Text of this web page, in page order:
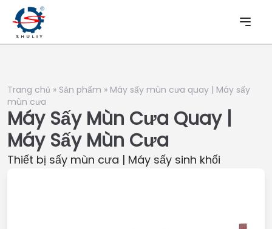
Trang chủ » Sản phẩm » Máy sấy mùn cưa quay | Máy sấy
mùn cưa
Máy Sấy Mùn Cưa Quay |
Máy Sấy Mùn Cưa
Thiết bị sấy mùn cưa | Máy sấy sinh khối